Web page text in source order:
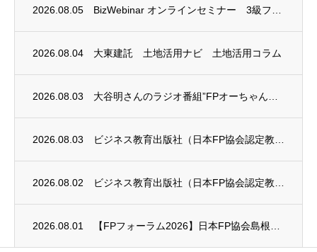
2026.08.05 BizWebinar オンラインセミナー 3級ファイナンシャル・プランニング技能士試験...
2026.08.04 大東建託 土地活用ナビ 土地活用コラム
2026.08.03 大谷明さんのラジオ番組”FPオーちゃんの「マネーのとびら」”に、安田まゆみさんが出演し...
2026.08.03 ビジネス教育出版社（日本FP協会認定教育機関）継続セミナー終了のお知らせ
2026.08.02 ビジネス教育出版社（日本FP協会認定教育機関）継続セミナー終了のお知らせ
2026.08.01 【FPフォーラム2026】日本FP協会島根支部のお知らせ